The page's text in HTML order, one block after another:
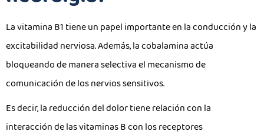
La vitamina B1 tiene un papel importante en la conducción y la
excitabilidad nerviosa. Además, la cobalamina actúa
bloqueando de manera selectiva el mecanismo de
comunicación de los nervios sensitivos.
Es decir, la reducción del dolor tiene relación con la
interacción de las vitaminas B con los receptores